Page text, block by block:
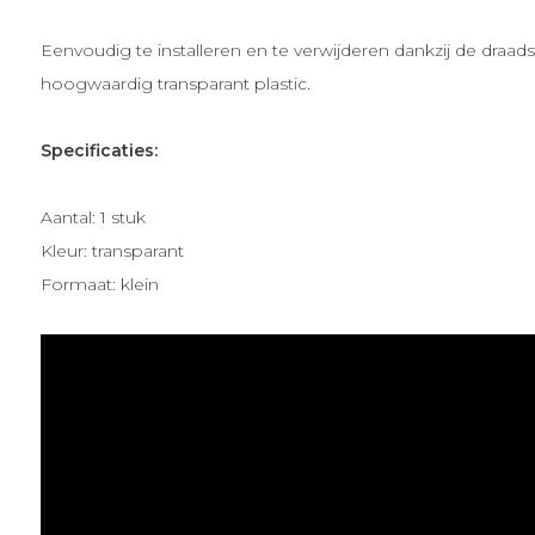
Eenvoudig te installeren en te verwijderen dankzij de
hoogwaardig transparant plastic.
Specificaties:
Aantal: 1 stuk
Kleur: transparant
Formaat: klein